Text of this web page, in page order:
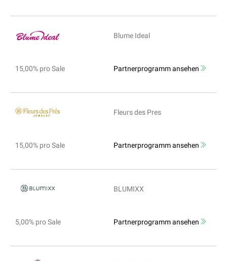
Blume Ideal
15,00% pro Sale Partnerprogramm ansehen
Fleurs des Pres
15,00% pro Sale Partnerprogramm ansehen
BLUMIXX
5,00% pro Sale Partnerprogramm ansehen